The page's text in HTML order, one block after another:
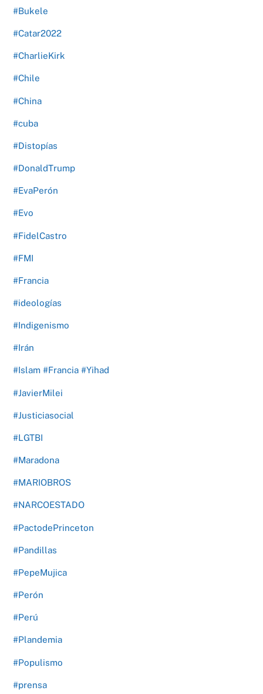
#Bukele
#Catar2022
#CharlieKirk
#Chile
#China
#cuba
#Distopías
#DonaldTrump
#EvaPerón
#Evo
#FidelCastro
#FMI
#Francia
#ideologías
#Indigenismo
#Irán
#Islam #Francia #Yihad
#JavierMilei
#Justiciasocial
#LGTBI
#Maradona
#MARIOBROS
#NARCOESTADO
#PactodePrinceton
#Pandillas
#PepeMujica
#Perón
#Perú
#Plandemia
#Populismo
#prensa